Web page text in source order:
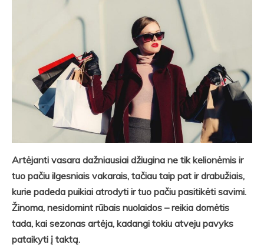
Artėjanti vasara dažniausiai džiugina ne tik kelionėmis ir
tuo pačiu ilgesniais vakarais, tačiau taip pat ir drabužiais,
kurie padeda puikiai atrodyti ir tuo pačiu pasitikėti savimi.
Žinoma, nesidomint rūbais nuolaidos – reikia domėtis
tada, kai sezonas artėja, kadangi tokiu atveju pavyks
pataikyti į taktą.